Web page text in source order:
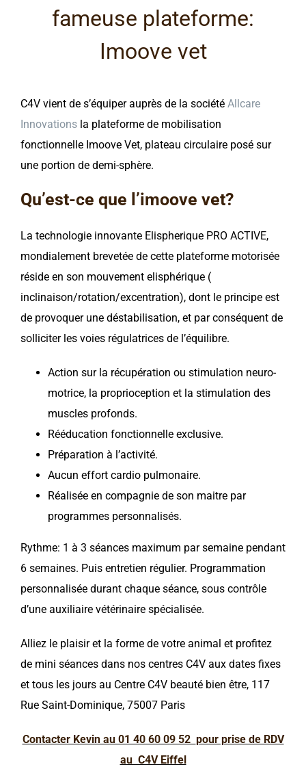
fameuse plateforme:
Imoove vet
C4V vient de s’équiper auprès de la société Allcare
Innovations la plateforme de mobilisation
fonctionnelle Imoove Vet, plateau circulaire posé sur
une portion de demi-sphère.
Qu’est-ce que l’imoove vet?
La technologie innovante Elispherique PRO ACTIVE,
mondialement brevetée de cette plateforme motorisée
réside en son mouvement elisphérique (
inclinaison/rotation/excentration), dont le principe est
de provoquer une déstabilisation, et par conséquent de
solliciter les voies régulatrices de l’équilibre.
Action sur la récupération ou stimulation neuro-
motrice, la proprioception et la stimulation des
muscles profonds.
Rééducation fonctionnelle exclusive.
Préparation à l’activité.
Aucun effort cardio pulmonaire.
Réalisée en compagnie de son maitre par
programmes personnalisés.
Rythme: 1 à 3 séances maximum par semaine pendant
6 semaines. Puis entretien régulier. Programmation
personnalisée durant chaque séance, sous contrôle
d’une auxiliaire vétérinaire spécialisée.
Alliez le plaisir et la forme de votre animal et profitez
de mini séances dans nos centres C4V aux dates fixes
et tous les jours au Centre C4V beauté bien être, 117
Rue Saint-Dominique, 75007 Paris
Contacter Kevin au 01 40 60 09 52 pour prise de RDV
au C4V Eiffel